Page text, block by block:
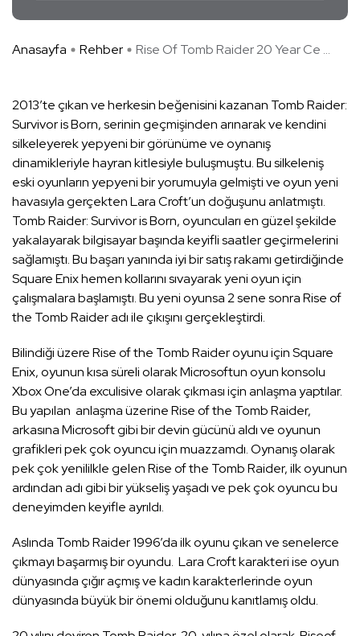
Anasayfa Rehber Rise Of Tomb Raider 20 Year Ce ...
2013’te çıkan ve herkesin beğenisini kazanan Tomb Raider:
Survivor is Born, serinin geçmişinden arınarak ve kendini
silkeleyerek yepyeni bir görünüme ve oynanış
dinamikleriyle hayran kitlesiyle buluşmuştu. Bu silkeleniş
eski oyunların yepyeni bir yorumuyla gelmişti ve oyun yeni
havasıyla gerçekten Lara Croft’un doğuşunu anlatmıştı.
Tomb Raider: Survivor is Born, oyuncuları en güzel şekilde
yakalayarak bilgisayar başında keyifli saatler geçirmelerini
sağlamıştı. Bu başarı yanında iyi bir satış rakamı getirdiğinde
Square Enix hemen kollarını sıvayarak yeni oyun için
çalışmalara başlamıştı. Bu yeni oyunsa 2 sene sonra Rise of
the Tomb Raider adı ile çıkışını gerçekleştirdi.
Bilindiği üzere Rise of the Tomb Raider oyunu için Square
Enix, oyunun kısa süreli olarak Microsoftun oyun konsolu
Xbox One’da exculisive olarak çıkması için anlaşma yaptılar.
Bu yapılan anlaşma üzerine Rise of the Tomb Raider,
arkasına Microsoft gibi bir devin gücünü aldı ve oyunun
grafikleri pek çok oyuncu için muazzamdı. Oynanış olarak
pek çok yenililkle gelen Rise of the Tomb Raider, ilk oyunun
ardından adı gibi bir yükseliş yaşadı ve pek çok oyuncu bu
deneyimden keyifle ayrıldı.
Aslında Tomb Raider 1996’da ilk oyunu çıkan ve senelerce
çıkmayı başarmış bir oyundu. Lara Croft karakteri ise oyun
dünyasında çığır açmış ve kadın karakterlerinde oyun
dünyasında büyük bir önemi olduğunu kanıtlamış oldu.